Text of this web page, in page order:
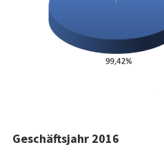
Geschäftsjahr 2016